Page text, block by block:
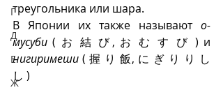
Г
Д
Е
Ж
треугольника или шара.
В Японии их также называют о-
мусуби
нигиримеши ( 握 り 飯, に ぎ り り し
し )